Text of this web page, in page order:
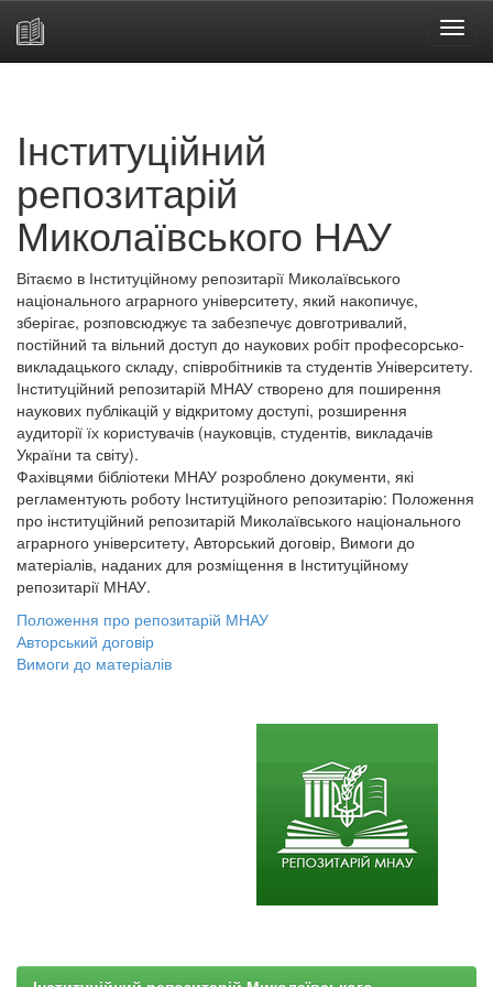
Інституційний
репозитарій
Миколаївського НАУ
Вітаємо в Інституційному репозитарії Миколаївського
національного аграрного університету, який накопичує,
зберігає, розповсюджує та забезпечує довготривалий,
постійний та вільний доступ до наукових робіт професорсько-
викладацького складу, співробітників та студентів Університету.
Інституційний репозитарій МНАУ створено для поширення
наукових публікацій у відкритому доступі, розширення
аудиторії їх користувачів (науковців, студентів, викладачів
України та світу).
Фахівцями бібліотеки МНАУ розроблено документи, які
регламентують роботу Інституційного репозитарію: Положення
про інституційний репозитарій Миколаївського національного
аграрного університету, Авторський договір, Вимоги до
матеріалів, наданих для розміщення в Інституційному
репозитарії МНАУ.
Положення про репозитарій МНАУ
Авторський договір
Вимоги до матеріалів